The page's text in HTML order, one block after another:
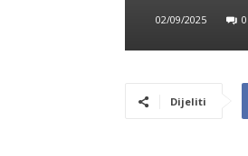
02/09/2025 0
Dijeliti